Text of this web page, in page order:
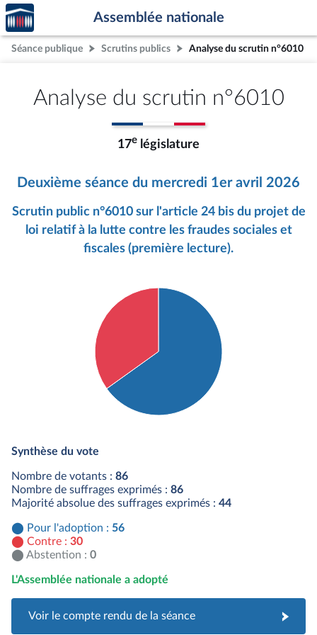
Aller au contenu
Aller en bas de la page
Accèder
à la
page
d'accueil
Assemblée nationale
Séance publique Scrutins publics Analyse du scrutin n°6010
Analyse du scrutin n°6010
17e législature
Deuxième séance du mercredi 1er avril 2026
Scrutin public n°6010 sur l'article 24 bis du projet de
loi relatif à la lutte contre les fraudes sociales et
fiscales (première lecture).
Synthèse du vote
Nombre de votants : 86
Nombre de suffrages exprimés : 86
Majorité absolue des suffrages exprimés : 44
Pour l'adoption : 56
Contre : 30
Abstention : 0
L'Assemblée nationale a adopté
Voir le compte rendu de la séance